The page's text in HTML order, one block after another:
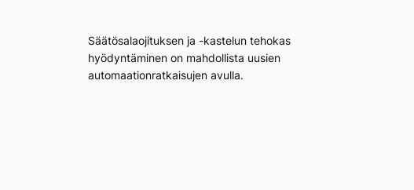
Säätösalaojituksen ja -kastelun tehokas
hyödyntäminen on mahdollista uusien
automaationratkaisujen avulla.